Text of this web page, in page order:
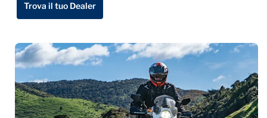
Trova il tuo Dealer